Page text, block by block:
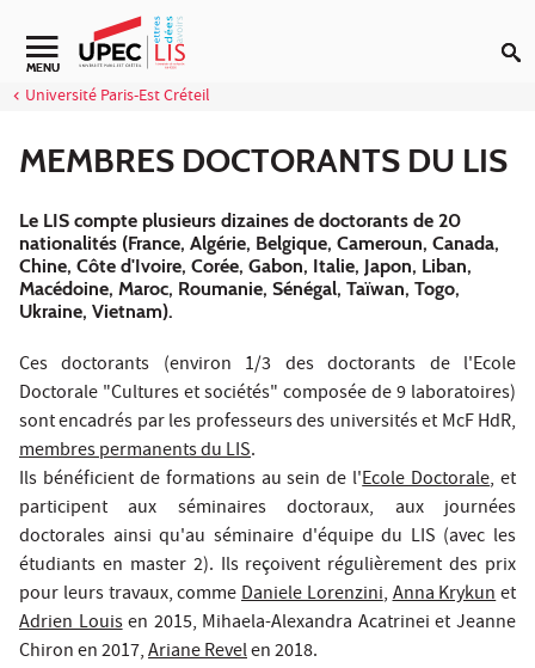
Aller au contenu
Navigation secondaire
MENU
Université Paris-Est Créteil
MEMBRES DOCTORANTS DU LIS
Le LIS compte plusieurs dizaines de doctorants de 20
nationalités (France, Algérie, Belgique, Cameroun, Canada,
Chine, Côte d'Ivoire, Corée, Gabon, Italie, Japon, Liban,
Macédoine, Maroc, Roumanie, Sénégal, Taïwan, Togo,
Ukraine, Vietnam).
Ces doctorants (environ 1/3 des doctorants de l'Ecole
Doctorale "Cultures et sociétés" composée de 9 laboratoires)
sont encadrés par les professeurs des universités et McF HdR,
membres permanents du LIS.
Ils bénéficient de formations au sein de l'Ecole Doctorale, et
participent aux séminaires doctoraux, aux journées
doctorales ainsi qu'au séminaire d'équipe du LIS (avec les
étudiants en master 2). Ils reçoivent régulièrement des prix
pour leurs travaux, commeDaniele Lorenzini,Anna Krykunet
Adrien Louisen 2015, Mihaela-Alexandra Acatrinei etJeanne
Chironen 2017,Ariane Revelen 2018.